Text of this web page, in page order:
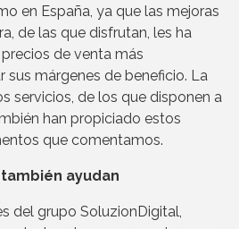
en España, ya que las mejoras
de las que disfrutan, les ha
de venta más
márgenes de beneficio. La
servicios, de los que disponen a
han propiciado estos
que comentamos.
ayudan
del grupo SoluzionDigital,